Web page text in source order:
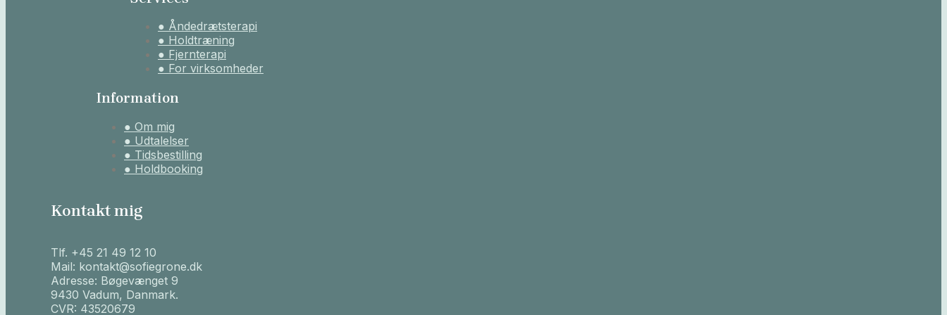
● Åndedrætsterapi
● Holdtræning
● Fjernterapi
● For virksomheder
Information
● Om mig
● Udtalelser
● Tidsbestilling
● Holdbooking
Kontakt mig
Tlf. +45 21 49 12 10
Mail: kontakt@sofiegrone.dk
Adresse: Bøgevænget 9
9430 Vadum, Danmark.
CVR: 43520679